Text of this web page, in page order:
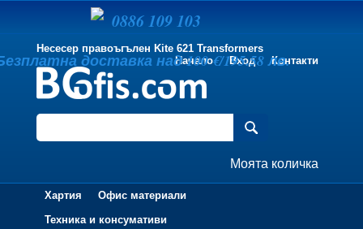
Несесер правоъгълен Kite 621 Transformers
Начало
Вход Контакти
Моята количка
Хартия
Офис материали
Техника и консумативи
0886 109 103
доставка над 100 €/195.58 лв.